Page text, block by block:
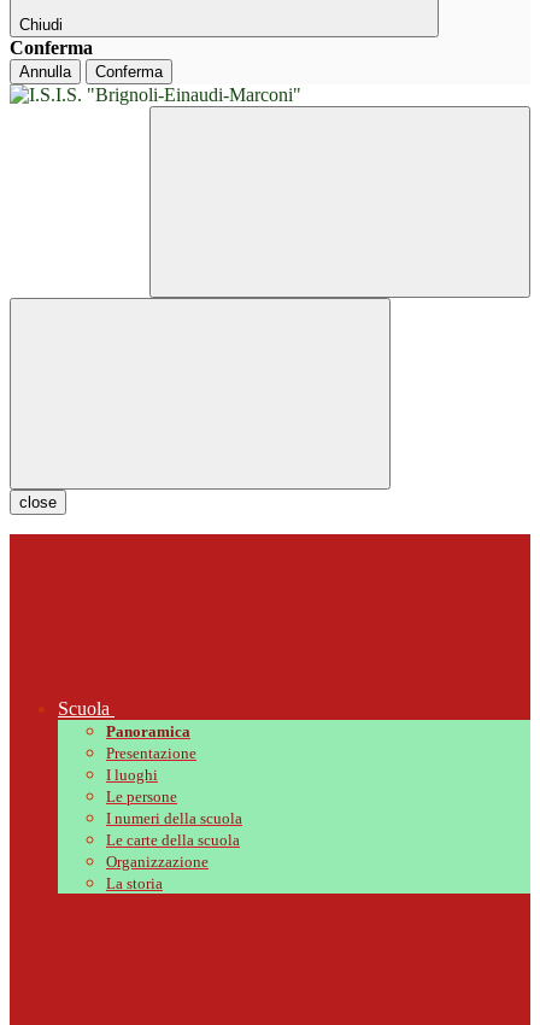
Chiudi
Conferma
Annulla Conferma
close
Scuola
Panoramica
Presentazione
I luoghi
Le persone
I numeri della scuola
Le carte della scuola
Organizzazione
La storia